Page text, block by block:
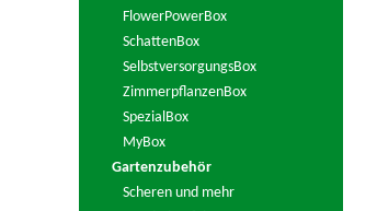
FlowerPowerBox
SchattenBox
SelbstversorgungsBox
ZimmerpflanzenBox
SpezialBox
MyBox
Gartenzubehör
Scheren und mehr